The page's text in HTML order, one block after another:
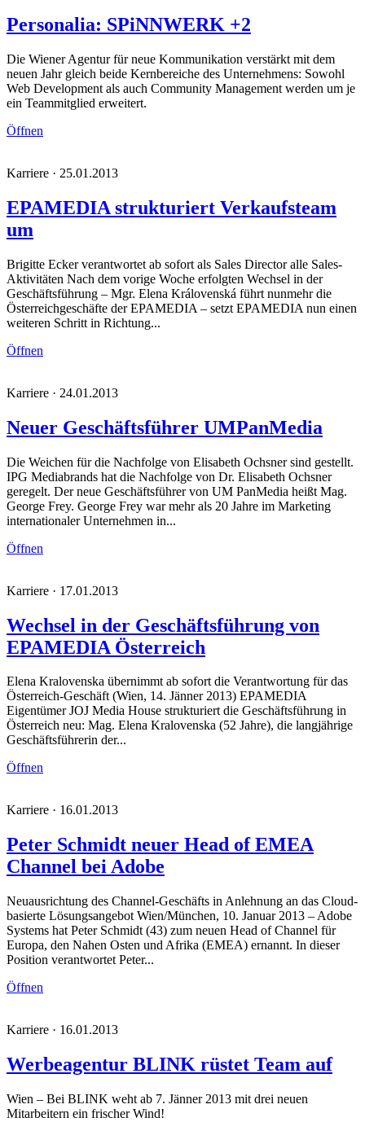
Personalia: SPiNNWERK +2
Die Wiener Agentur für neue Kommunikation verstärkt mit dem
neuen Jahr gleich beide Kernbereiche des Unternehmens: Sowohl
Web Development als auch Community Management werden um je
ein Teammitglied erweitert.
Öffnen
Karriere · 25.01.2013
EPAMEDIA strukturiert Verkaufsteam
um
Brigitte Ecker verantwortet ab sofort als Sales Director alle Sales-
Aktivitäten Nach dem vorige Woche erfolgten Wechsel in der
Geschäftsführung – Mgr. Elena Královenská führt nunmehr die
Österreichgeschäfte der EPAMEDIA – setzt EPAMEDIA nun einen
weiteren Schritt in Richtung...
Öffnen
Karriere · 24.01.2013
Neuer Geschäftsführer UMPanMedia
Die Weichen für die Nachfolge von Elisabeth Ochsner sind gestellt.
IPG Mediabrands hat die Nachfolge von Dr. Elisabeth Ochsner
geregelt. Der neue Geschäftsführer von UM PanMedia heißt Mag.
George Frey. George Frey war mehr als 20 Jahre im Marketing
internationaler Unternehmen in...
Öffnen
Karriere · 17.01.2013
Wechsel in der Geschäftsführung von
EPAMEDIA Österreich
Elena Kralovenska übernimmt ab sofort die Verantwortung für das
Österreich-Geschäft (Wien, 14. Jänner 2013) EPAMEDIA
Eigentümer JOJ Media House strukturiert die Geschäftsführung in
Österreich neu: Mag. Elena Kralovenska (52 Jahre), die langjährige
Geschäftsführerin der...
Öffnen
Karriere · 16.01.2013
Peter Schmidt neuer Head of EMEA
Channel bei Adobe
Neuausrichtung des Channel-Geschäfts in Anlehnung an das Cloud-
basierte Lösungsangebot Wien/München, 10. Januar 2013 – Adobe
Systems hat Peter Schmidt (43) zum neuen Head of Channel für
Europa, den Nahen Osten und Afrika (EMEA) ernannt. In dieser
Position verantwortet Peter...
Öffnen
Karriere · 16.01.2013
Werbeagentur BLINK rüstet Team auf
Wien – Bei BLINK weht ab 7. Jänner 2013 mit drei neuen
Mitarbeitern ein frischer Wind!